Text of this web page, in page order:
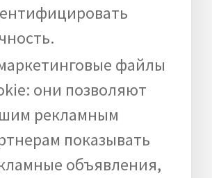
файлы
они позволяют
рекламным
показывать
объявления,